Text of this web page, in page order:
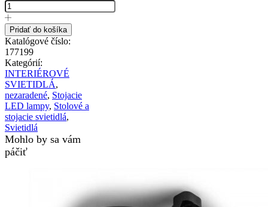
Pridať do košíka
Katalógové číslo:
177199
Kategórií:
INTERIÉROVÉ
SVIETIDLÁ,
nezaradené, Stojacie
LED lampy, Stolové a
stojacie svietidlá,
Svietidlá
Mohlo by sa vám
páčiť